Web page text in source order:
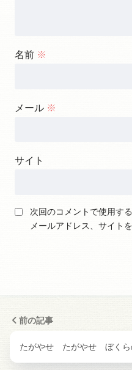
名前 ※
メール ※
サイト
次回のコメントで使用す
メールアドレス、サイトを
前の記事
たがやせ たがやせ ぼくら